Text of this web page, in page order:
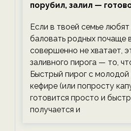
порубил, залил —
Если в твоей семье любят
баловать родных почаще
совершенно не хватает,
заливного пирога — то,
Быстрый пирог с молодой
кефире (или попросту
готовится просто и
получается и